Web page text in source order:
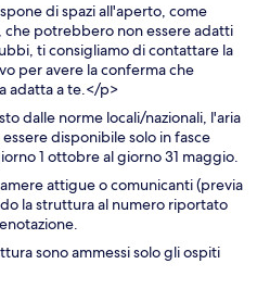
di spazi all'aperto, come
che potrebbero non essere adatti
ti consigliamo di contattare la
per avere la conferma che
adatta a te.</p>
dalle norme locali/nazionali, l'aria
disponibile solo in fasce
1 ottobre al giorno 31 maggio.
attigue o comunicanti (previa
la struttura al numero riportato
sono ammessi solo gli ospiti